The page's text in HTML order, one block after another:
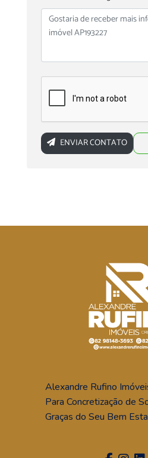
ENVIAR CONTATO
Alexandre Rufino
Para Concretização de
Graças do Seu Bem